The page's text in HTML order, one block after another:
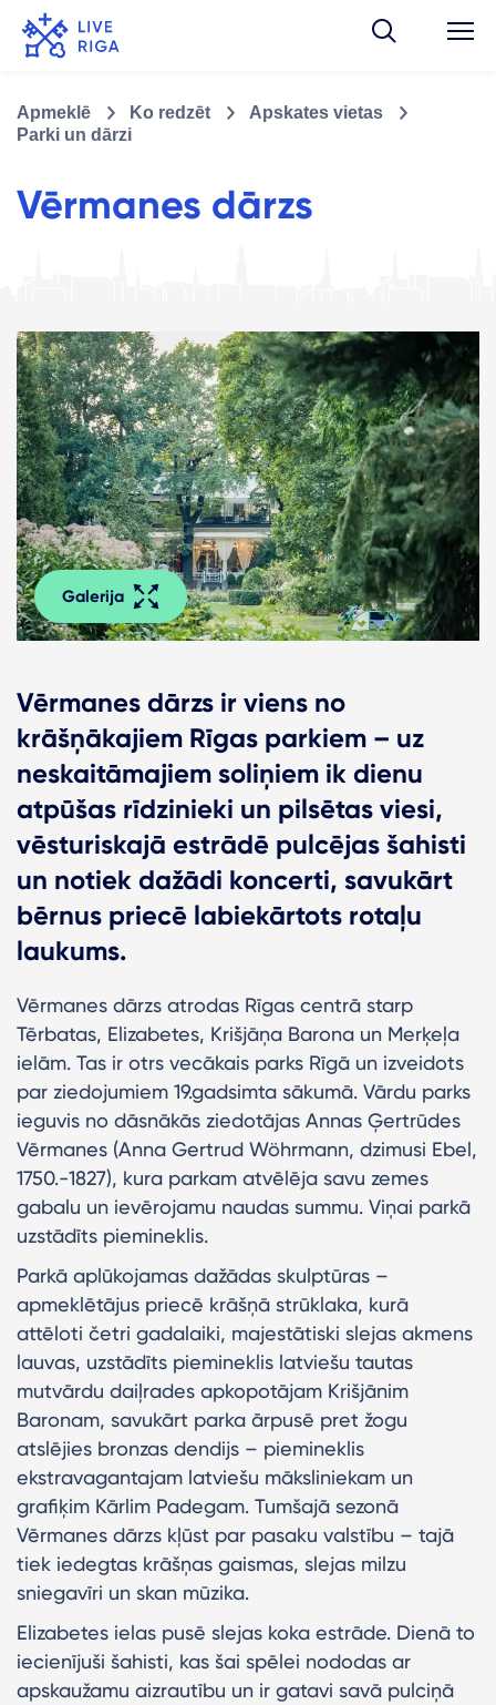
Apmeklē Ko redzēt
Apskates vietas
Parki un dārzi
Vērmanes dārzs
Galerija
Vērmanes dārzs ir viens no
krāšņākajiem Rīgas parkiem – uz
neskaitāmajiem soliņiem ik dienu
atpūšas rīdzinieki un pilsētas viesi,
vēsturiskajā estrādē pulcējas šahisti
un notiek dažādi koncerti, savukārt
bērnus priecē labiekārtots rotaļu
laukums.
Vērmanes dārzs atrodas Rīgas centrā starp
Tērbatas, Elizabetes, Krišjāņa Barona un Merķeļa
ielām. Tas ir otrs vecākais parks Rīgā un izveidots
par ziedojumiem 19.gadsimta sākumā. Vārdu parks
ieguvis no dāsnākās ziedotājas Annas Ģertrūdes
Vērmanes (Anna Gertrud Wöhrmann, dzimusi Ebel,
1750.-1827), kura parkam atvēlēja savu zemes
gabalu un ievērojamu naudas summu. Viņai parkā
uzstādīts piemineklis.
Parkā aplūkojamas dažādas skulptūras –
apmeklētājus priecē krāšņā strūklaka, kurā
attēloti četri gadalaiki, majestātiski slejas akmens
lauvas, uzstādīts piemineklis latviešu tautas
mutvārdu daiļrades apkopotājam Krišjānim
Baronam, savukārt parka ārpusē pret žogu
atslējies bronzas dendijs – piemineklis
ekstravagantajam latviešu māksliniekam un
grafiķim Kārlim Padegam. Tumšajā sezonā
Vērmanes dārzs kļūst par pasaku valstību – tajā
tiek iedegtas krāšņas gaismas, slejas milzu
sniegavīri un skan mūzika.
Elizabetes ielas pusē slejas koka estrāde. Dienā to
iecienījuši šahisti, kas šai spēlei nododas ar
apskaužamu aizrautību un ir gatavi savā pulciņā